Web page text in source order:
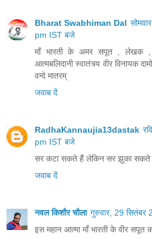
Bharat Swabhiman Dal
pm IST बजे
माँ भारती के अमर सपूत , लेखक ,
आत्मबलिदानी स्वातंत्र्य वीर विनायक
वन्दे मातरम्
जवाब दें
RadhaKannaujia13dastak
pm IST बजे
सर कटा सकते हैं लेकिन सर झुका सकते
जवाब दें
नवल किशौर चौला गुरुवार, 29
इस महान आत्मा माँ भारती के वीर सपूत